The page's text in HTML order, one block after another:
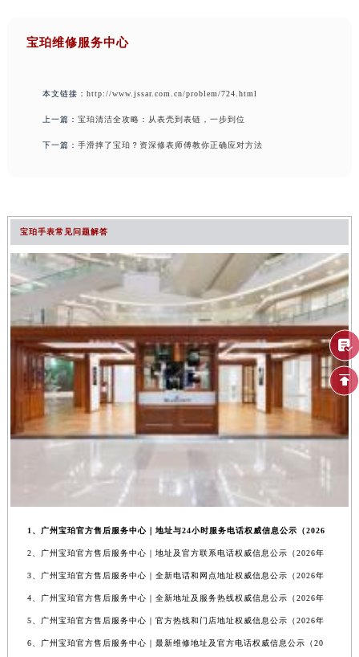
宝珀维修服务中心
本文链接： http://www.jssar.com.cn/problem/724.html
上一篇： 宝珀清洁全攻略：从表壳到表链，一步到位
下一篇： 手滑摔了宝珀？资深修表师傅教你正确应对方法
宝珀手表常见问题解答
1、广州宝珀官方售后服务中心｜地址与24小时服务电话权威信息公示（2026
2、广州宝珀官方售后服务中心｜地址及官方联系电话权威信息公示（2026年
3、广州宝珀官方售后服务中心｜全新电话和网点地址权威信息公示（2026年
4、广州宝珀官方售后服务中心｜全新地址及服务热线权威信息公示（2026年
5、广州宝珀官方售后服务中心｜官方热线和门店地址权威信息公示（2026年
6、广州宝珀官方售后服务中心｜最新维修地址及官方电话权威信息公示（20